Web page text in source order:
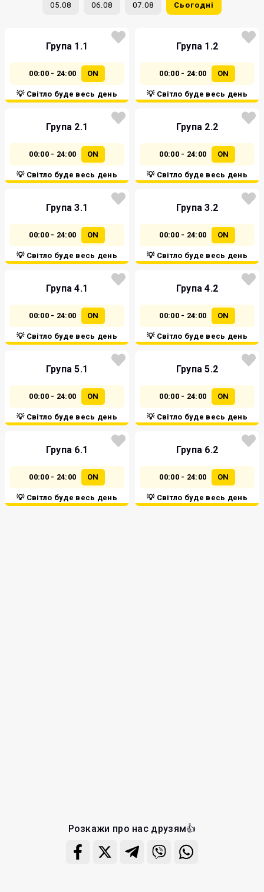
05.08 06.08 07.08 Сьогодні
Група 1.1
00:00 - 24:00 ON
💡 Світло буде весь день
Група 1.2
00:00 - 24:00 ON
💡 Світло буде весь день
Група 2.1
00:00 - 24:00 ON
💡 Світло буде весь день
Група 2.2
00:00 - 24:00 ON
💡 Світло буде весь день
Група 3.1
00:00 - 24:00 ON
💡 Світло буде весь день
Група 3.2
00:00 - 24:00 ON
💡 Світло буде весь день
Група 4.1
00:00 - 24:00 ON
💡 Світло буде весь день
Група 4.2
00:00 - 24:00 ON
💡 Світло буде весь день
Група 5.1
00:00 - 24:00 ON
💡 Світло буде весь день
Група 5.2
00:00 - 24:00 ON
💡 Світло буде весь день
Група 6.1
00:00 - 24:00 ON
💡 Світло буде весь день
Група 6.2
00:00 - 24:00 ON
💡 Світло буде весь день
Розкажи про нас друзям👍